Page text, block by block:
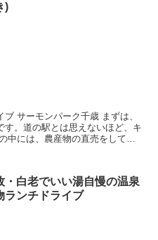
)
サーモンパーク千歳 まずは、
。道の駅とは思えないほど、キ
中には、農産物の直売をしてい
・白老でいい湯自慢の温泉
ランチドライブ